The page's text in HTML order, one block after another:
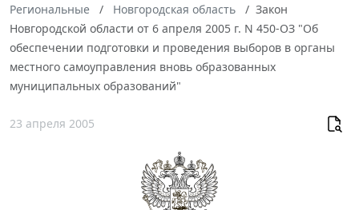
Региональные
Новгородская область
Закон
Новгородской области от 6 апреля 2005 г. N 450-ОЗ "Об
обеспечении подготовки и проведения выборов в органы
местного самоуправления вновь образованных
муниципальных образований"
23 апреля 2005